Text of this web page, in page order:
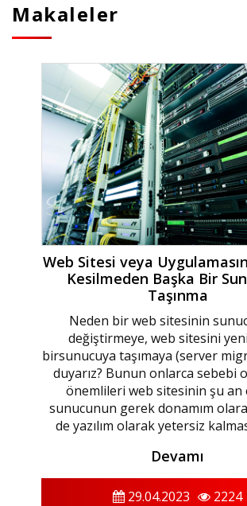
Makaleler
Web Sitesi veya
Kesilmeden Başka Bir
Taşınma
Neden bir web sitesinin
değiştirmeye, web sitesini
birsunucuya taşımaya (server
duyarız? Bunun onlarca sebebi
önemlileri web sitesinin şu an
sunucunun gerek donamım
de yazılım olarak yetersiz
Devamı
29.04.2023 2224